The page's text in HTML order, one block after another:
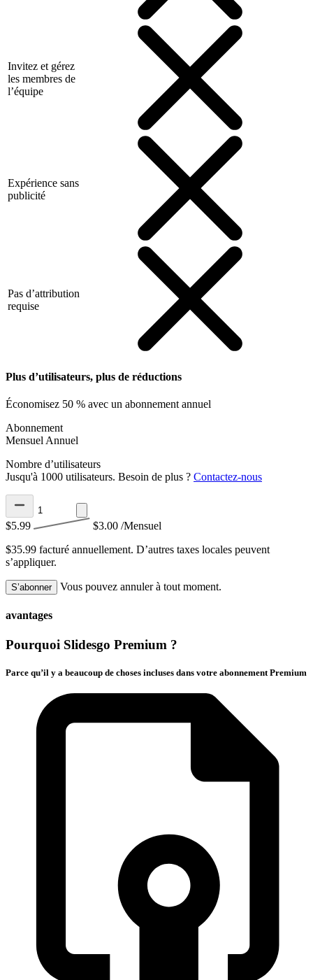
Invitez et gérez
les membres de
l’équipe
Expérience sans
publicité
Pas d’attribution
requise
Plus d’utilisateurs, plus de réductions
Économisez 50 % avec un abonnement annuel
Abonnement
Mensuel Annuel
Nombre d’utilisateurs
Jusqu'à 1000 utilisateurs. Besoin de plus ? Contactez-nous
$5.99 $3.00 /Mensuel
$35.99 facturé annuellement. D’autres taxes locales peuvent
s’appliquer.
S’abonner Vous pouvez annuler à tout moment.
avantages
Pourquoi Slidesgo Premium ?
Parce qu’il y a beaucoup de choses incluses dans votre abonnement Premium